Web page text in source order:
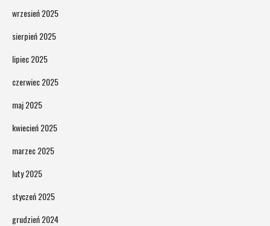
wrzesień 2025
sierpień 2025
lipiec 2025
czerwiec 2025
maj 2025
kwiecień 2025
marzec 2025
luty 2025
styczeń 2025
grudzień 2024